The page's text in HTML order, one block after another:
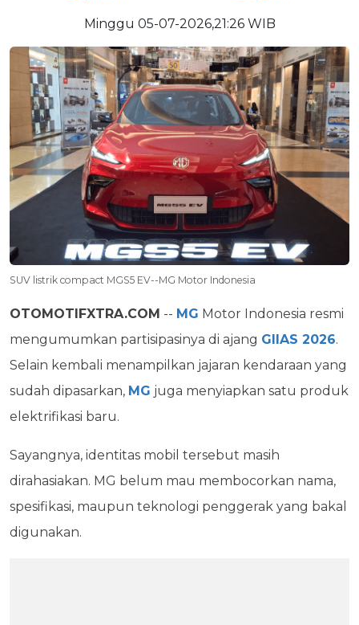
Minggu 05-07-2026,21:26 WIB
SUV listrik compact MGS5 EV--MG Motor Indonesia
OTOMOTIFXTRA.COM -- MG Motor Indonesia resmi
mengumumkan partisipasinya di ajang GIIAS 2026.
Selain kembali menampilkan jajaran kendaraan yang
sudah dipasarkan, MG juga menyiapkan satu produk
elektrifikasi baru.
Sayangnya, identitas mobil tersebut masih
dirahasiakan. MG belum mau membocorkan nama,
spesifikasi, maupun teknologi penggerak yang bakal
digunakan.